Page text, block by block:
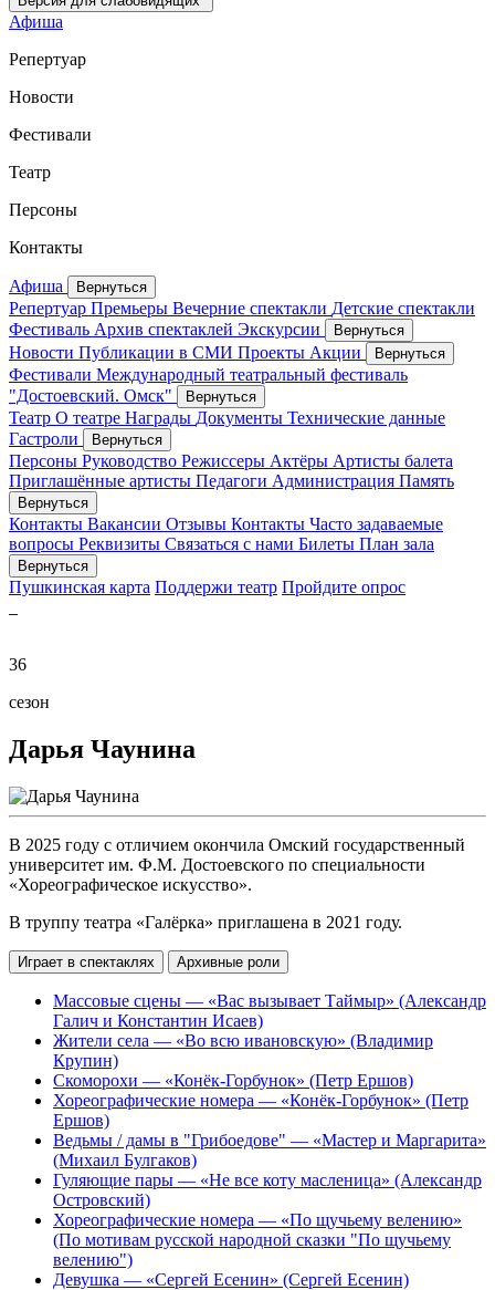
Афиша
Репертуар
Новости
Фестивали
Театр
Персоны
Контакты
Афиша Вернуться
Репертуар Премьеры Вечерние спектакли Детские спектакли
Фестиваль Архив спектаклей Экскурсии Вернуться
Новости Публикации в СМИ Проекты Акции Вернуться
Фестивали Международный театральный фестиваль
"Достоевский. Омск"
Вернуться
Театр О театре Награды Документы Технические данные
Гастроли
Вернуться
Персоны Руководство Режиссеры Актёры Артисты балета
Приглашённые артисты Педагоги Администрация Память
Вернуться
Контакты Вакансии Отзывы Контакты Часто задаваемые
вопросы Реквизиты Связаться с нами Билеты План зала
Вернуться
Пушкинская карта Поддержи театр Пройдите опрос
36
сезон
Дарья Чаунина
В 2025 году с отличием окончила Омский государственный
университет им. Ф.М. Достоевского по специальности
«Хореографическое искусство».
В труппу театра «Галёрка» приглашена в 2021 году.
Играет в спектаклях Архивные роли
Массовые сцены — «Вас вызывает Таймыр» (Александр
Галич и Константин Исаев)
Жители села — «Во всю ивановскую» (Владимир
Крупин)
Скоморохи — «Конёк-Горбунок» (Петр Ершов)
Хореографические номера — «Конёк-Горбунок» (Петр
Ершов)
Ведьмы / дамы в "Грибоедове" — «Мастер и Маргарита»
(Михаил Булгаков)
Гуляющие пары — «Не все коту масленица» (Александр
Островский)
Хореографические номера — «По щучьему велению»
(По мотивам русской народной сказки "По щучьему
велению")
Девушка — «Сергей Есенин» (Сергей Есенин)